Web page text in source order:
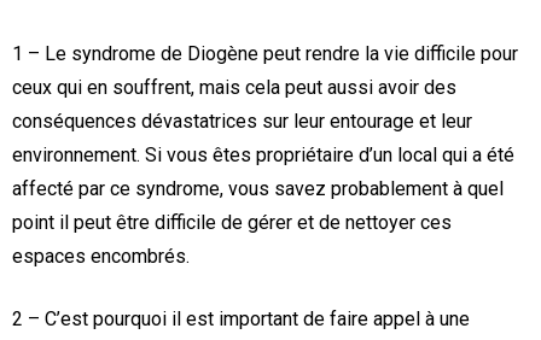
1 – Le syndrome de Diogène peut rendre la vie difficile pour
ceux qui en souffrent, mais cela peut aussi avoir des
conséquences dévastatrices sur leur entourage et leur
environnement. Si vous êtes propriétaire d’un local qui a été
affecté par ce syndrome, vous savez probablement à quel
point il peut être difficile de gérer et de nettoyer ces
espaces encombrés.
2 – C’est pourquoi il est important de faire appel à une